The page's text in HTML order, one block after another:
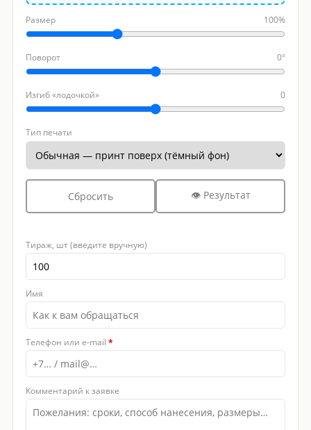
Размер 100%
Поворот 0°
Изгиб «лодочкой» 0
Тип печати
Сбросить 👁 Результат
Тираж, шт (введите вручную)
Имя
Телефон или e-mail *
Комментарий к заявке